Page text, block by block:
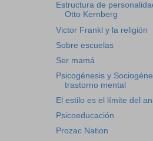
Estructura de
Otto Kernberg
Victor Frankl y la religión
Sobre escuelas
Ser mamá
Psicogénesis y
trastorno mental
El estilo es el límite del
Psicoeducación
Prozac Nation